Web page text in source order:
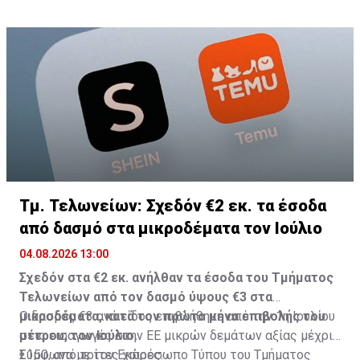
Τμ. Τελωνείων: Σχεδόν €2 εκ. τα έσοδα
από δασμό στα μικροδέματα τον Ιούλιο
04.08.2026 13:00
Σχεδόν στα €2 εκ. ανήλθαν τα έσοδα του Τμήματος
Τελωνείων από τον δασμό ύψους €3 στα
μικροδέματα, κατά τον πρώτο μήνα επιβολής του
μέτρου, τον Ιούλιο.
Ο δασμός €3 ανά είδος επιβλήθηκε από την 1η Ιουλίου
στις εισαγωγές στην ΕΕ μικρών δεμάτων αξίας μέχρι
€150, από τρίτες χώρες.
Σύμφωνα με τον Εκπρόσωπο Τύπου του Τμήματος